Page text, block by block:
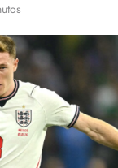
revela